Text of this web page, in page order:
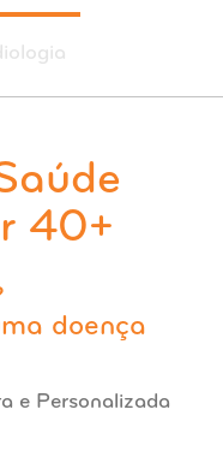
40+
doença
e Personalizada